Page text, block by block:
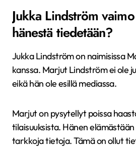
Jukka Lindström
hänestä tiedetään?
Jukka Lindström on naimisissa
kanssa. Marjut Lindström ei ole
eikä hän ole esillä mediassa.
Marjut on pysytellyt poissa
tilaisuuksista. Hänen
tarkkoja tietoja. Tämä on ollut